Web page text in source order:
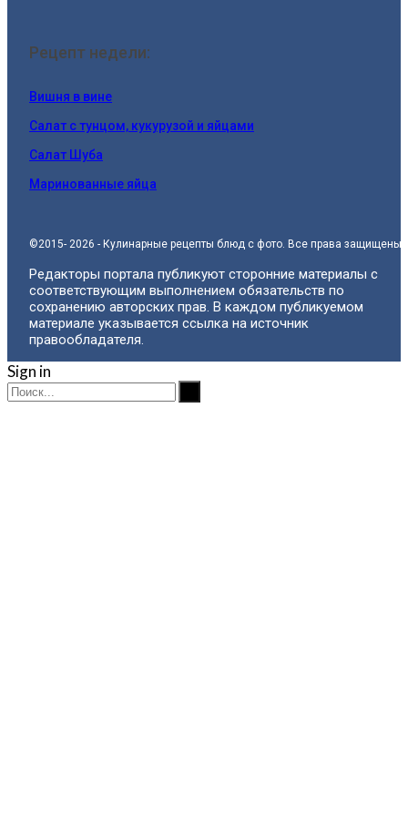
Рецепт недели:
Вишня в вине
Салат с тунцом, кукурузой и яйцами
Салат Шуба
Маринованные яйца
©2015- 2026 - Кулинарные рецепты блюд с фото. Все права защищены.
Редакторы портала публикуют сторонние материалы с
соответствующим выполнением обязательств по
сохранению авторских прав. В каждом публикуемом
материале указывается ссылка на источник
правообладателя.
Sign in